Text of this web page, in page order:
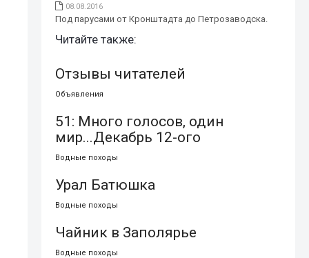
08.08.2016
Под парусами от Кронштадта до Петрозаводска.
Читайте также:
Отзывы читателей
Объявления
51: Много голосов, один
мир...Декабрь 12-ого
Водные походы
Урал Батюшка
Водные походы
Чайник в Заполярье
Водные походы